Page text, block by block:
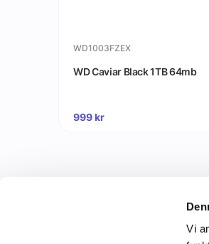
Vi
WD1003FZEX
WD Caviar Black 1TB 64mb
999kr